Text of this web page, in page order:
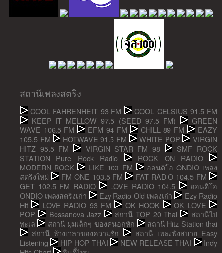
สถานีเพลงสตริง
COOL FAHRENHEIT 93 FM
COOL CELSIUS 91.5 FM
KEEP IT MELLOW 97.5 (SEED 97.5 FM)
GREEN
WAVE 106.5 FM
EFM 94 FM CHILL 89 FM
EAZY
105.5 FM
HOTWAVE 91.5 FM WHITE POP
VIRGIN
HITZ 95.5 FM
VIRGIN STAR FM 98
SMF ROCK
STATION Pure Rock Radio
ROCK ON RADIO
MODERN ROCK
LIKE 103 FM
ออนดิโอ ONDIO เพลง
สตริงใหม่
FM ONE 103.5 FM
FAT RADIO 104.5 FM
GET 102.5 FM RADIO
LOVE RADIO 104.5
ออนดิโอ
ONDIO เพลงสตริงเก่า
Ezy Radio Old เพลงเก่า
Ezy Radio
Hit
LOVE RADIO 93 FM OK HOOK
OK LOVE
POP
Bossanova Jazz สถานี TOP 20 Thai
สถานีไป
ทะเล
สถานี มุมเล็กๆ ของคนอกหัก
สถานี Hitz Station thai
สถานี ห้วงเวลาของความรัก
สถานี เพลงฟังสบาย Easy
Listening
HIP-HOP THAI NEW RELEASE THAI
Indy